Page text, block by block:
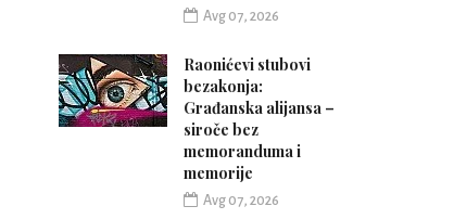
Avg 07, 2026
Raonićevi stubovi
bezakonja:
Građanska alijansa –
siroče bez
memoranduma i
memorije
Avg 07, 2026